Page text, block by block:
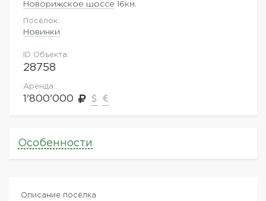
Новорижское шоссе 16км.
Посёлок:
Новинки
ID Объекта:
28758
Аренда:
1'800'000
Особенности
Описание посёлка